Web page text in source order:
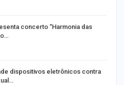
concerto “Harmonia das
dispositivos eletrônicos contra